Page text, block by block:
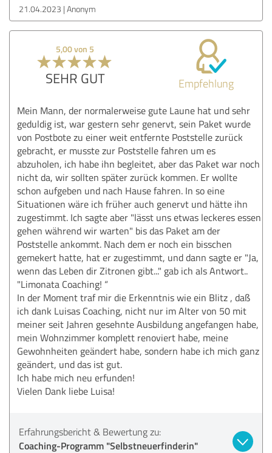
21.04.2023 Anonym
5,00 von 5
SEHR GUT Empfehlung
Mein Mann, der normalerweise gute Laune hat und sehr
geduldig ist, war gestern sehr genervt, sein Paket wurde
von Postbote zu einer weit entfernte Poststelle zurück
gebracht, er musste zur Poststelle fahren um es
abzuholen, ich habe ihn begleitet, aber das Paket war noch
nicht da, wir sollten später zurück kommen. Er wollte
schon aufgeben und nach Hause fahren. In so eine
Situationen wäre ich früher auch genervt und hätte ihn
zugestimmt. Ich sagte aber "lässt uns etwas leckeres essen
gehen während wir warten" bis das Paket am der
Poststelle ankommt. Nach dem er noch ein bisschen
gemekert hatte, hat er zugestimmt, und dann sagte er "Ja,
wenn das Leben dir Zitronen gibt..." gab ich als Antwort..
"Limonata Coaching! “
In der Moment traf mir die Erkenntnis wie ein Blitz , daß
ich dank Luisas Coaching, nicht nur im Alter von 50 mit
meiner seit Jahren gesehnte Ausbildung angefangen habe,
mein Wohnzimmer komplett renoviert habe, meine
Gewohnheiten geändert habe, sondern habe ich mich ganz
geändert, und das ist gut.
Ich habe mich neu erfunden!
Vielen Dank liebe Luisa!
Erfahrungsbericht & Bewertung zu:
Coaching-Programm "Selbstneuerfinderin"